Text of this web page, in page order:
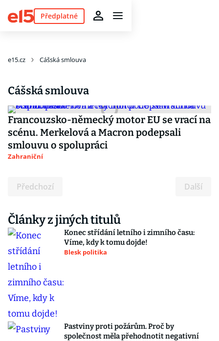
Předplatné
e15.cz Cášská smlouva
Cášská smlouva
Francouzsko-německý motor EU se vrací na
scénu. Merkelová a Macron podepsali
smlouvu o spolupráci
Zahraniční
Předchozí Další
Články z jiných titulů
Konec střídání letního i zimního času:
Víme, kdy k tomu dojde!
Blesk politika
Pastviny proti požárům. Proč by
společnost měla přehodnotit negativní